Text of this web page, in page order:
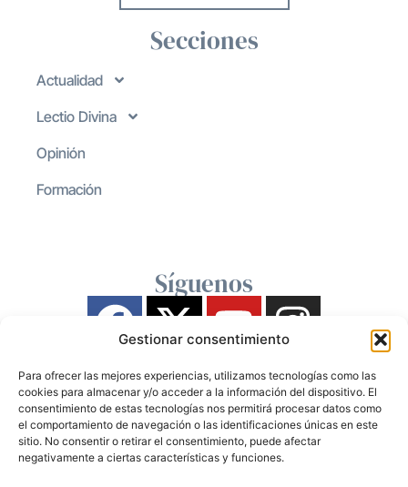
Gestionar consentimiento
Para ofrecer las mejores experiencias, utilizamos tecnologías como las
cookies para almacenar y/o acceder a la información del dispositivo. El
consentimiento de estas tecnologías nos permitirá procesar datos como
el comportamiento de navegación o las identificaciones únicas en este
sitio. No consentir o retirar el consentimiento, puede afectar
negativamente a ciertas características y funciones.
Secciones
Actualidad
Lectio Divina
Opinión
Formación
Síguenos